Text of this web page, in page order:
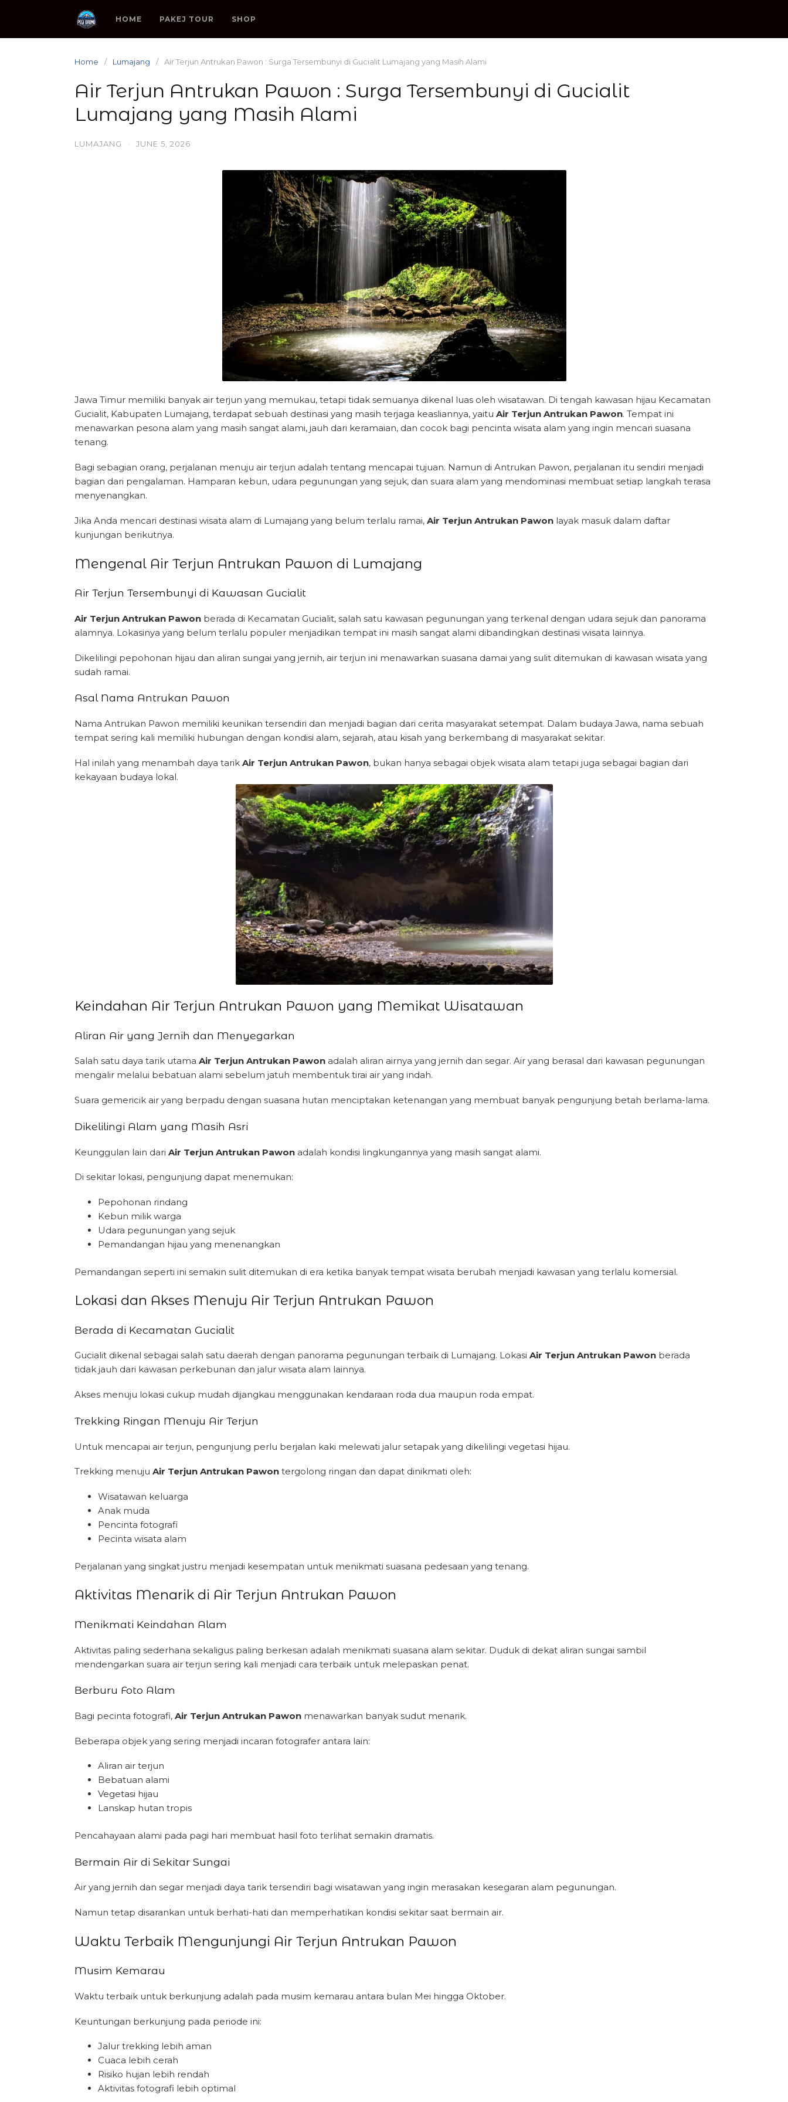
HOME PAKEJ TOUR SHOP
Home Lumajang Air Terjun Antrukan Pawon : Surga Tersembunyi di Gucialit Lumajang yang Masih Alami
Air Terjun Antrukan Pawon : Surga Tersembunyi di Gucialit
Lumajang yang Masih Alami
LUMAJANG · JUNE 5, 2026
Jawa Timur memiliki banyak air terjun yang memukau, tetapi tidak semuanya dikenal luas oleh wisatawan. Di tengah kawasan hijau Kecamatan
Gucialit, Kabupaten Lumajang, terdapat sebuah destinasi yang masih terjaga keasliannya, yaitu Air Terjun Antrukan Pawon. Tempat ini
menawarkan pesona alam yang masih sangat alami, jauh dari keramaian, dan cocok bagi pencinta wisata alam yang ingin mencari suasana
tenang.
Bagi sebagian orang, perjalanan menuju air terjun adalah tentang mencapai tujuan. Namun di Antrukan Pawon, perjalanan itu sendiri menjadi
bagian dari pengalaman. Hamparan kebun, udara pegunungan yang sejuk, dan suara alam yang mendominasi membuat setiap langkah terasa
menyenangkan.
Jika Anda mencari destinasi wisata alam di Lumajang yang belum terlalu ramai, Air Terjun Antrukan Pawon layak masuk dalam daftar
kunjungan berikutnya.
Mengenal Air Terjun Antrukan Pawon di Lumajang
Air Terjun Tersembunyi di Kawasan Gucialit
Air Terjun Antrukan Pawon berada di Kecamatan Gucialit, salah satu kawasan pegunungan yang terkenal dengan udara sejuk dan panorama
alamnya. Lokasinya yang belum terlalu populer menjadikan tempat ini masih sangat alami dibandingkan destinasi wisata lainnya.
Dikelilingi pepohonan hijau dan aliran sungai yang jernih, air terjun ini menawarkan suasana damai yang sulit ditemukan di kawasan wisata yang
sudah ramai.
Asal Nama Antrukan Pawon
Nama Antrukan Pawon memiliki keunikan tersendiri dan menjadi bagian dari cerita masyarakat setempat. Dalam budaya Jawa, nama sebuah
tempat sering kali memiliki hubungan dengan kondisi alam, sejarah, atau kisah yang berkembang di masyarakat sekitar.
Hal inilah yang menambah daya tarik Air Terjun Antrukan Pawon, bukan hanya sebagai objek wisata alam tetapi juga sebagai bagian dari
kekayaan budaya lokal.
Keindahan Air Terjun Antrukan Pawon yang Memikat Wisatawan
Aliran Air yang Jernih dan Menyegarkan
Salah satu daya tarik utama Air Terjun Antrukan Pawon adalah aliran airnya yang jernih dan segar. Air yang berasal dari kawasan pegunungan
mengalir melalui bebatuan alami sebelum jatuh membentuk tirai air yang indah.
Suara gemericik air yang berpadu dengan suasana hutan menciptakan ketenangan yang membuat banyak pengunjung betah berlama-lama.
Dikelilingi Alam yang Masih Asri
Keunggulan lain dari Air Terjun Antrukan Pawon adalah kondisi lingkungannya yang masih sangat alami.
Di sekitar lokasi, pengunjung dapat menemukan:
Pepohonan rindang
Kebun milik warga
Udara pegunungan yang sejuk
Pemandangan hijau yang menenangkan
Pemandangan seperti ini semakin sulit ditemukan di era ketika banyak tempat wisata berubah menjadi kawasan yang terlalu komersial.
Lokasi dan Akses Menuju Air Terjun Antrukan Pawon
Berada di Kecamatan Gucialit
Gucialit dikenal sebagai salah satu daerah dengan panorama pegunungan terbaik di Lumajang. Lokasi Air Terjun Antrukan Pawon berada
tidak jauh dari kawasan perkebunan dan jalur wisata alam lainnya.
Akses menuju lokasi cukup mudah dijangkau menggunakan kendaraan roda dua maupun roda empat.
Trekking Ringan Menuju Air Terjun
Untuk mencapai air terjun, pengunjung perlu berjalan kaki melewati jalur setapak yang dikelilingi vegetasi hijau.
Trekking menuju Air Terjun Antrukan Pawon tergolong ringan dan dapat dinikmati oleh:
Wisatawan keluarga
Anak muda
Pencinta fotografi
Pecinta wisata alam
Perjalanan yang singkat justru menjadi kesempatan untuk menikmati suasana pedesaan yang tenang.
Aktivitas Menarik di Air Terjun Antrukan Pawon
Menikmati Keindahan Alam
Aktivitas paling sederhana sekaligus paling berkesan adalah menikmati suasana alam sekitar. Duduk di dekat aliran sungai sambil
mendengarkan suara air terjun sering kali menjadi cara terbaik untuk melepaskan penat.
Berburu Foto Alam
Bagi pecinta fotografi, Air Terjun Antrukan Pawon menawarkan banyak sudut menarik.
Beberapa objek yang sering menjadi incaran fotografer antara lain:
Aliran air terjun
Bebatuan alami
Vegetasi hijau
Lanskap hutan tropis
Pencahayaan alami pada pagi hari membuat hasil foto terlihat semakin dramatis.
Bermain Air di Sekitar Sungai
Air yang jernih dan segar menjadi daya tarik tersendiri bagi wisatawan yang ingin merasakan kesegaran alam pegunungan.
Namun tetap disarankan untuk berhati-hati dan memperhatikan kondisi sekitar saat bermain air.
Waktu Terbaik Mengunjungi Air Terjun Antrukan Pawon
Musim Kemarau
Waktu terbaik untuk berkunjung adalah pada musim kemarau antara bulan Mei hingga Oktober.
Keuntungan berkunjung pada periode ini:
Jalur trekking lebih aman
Cuaca lebih cerah
Risiko hujan lebih rendah
Aktivitas fotografi lebih optimal